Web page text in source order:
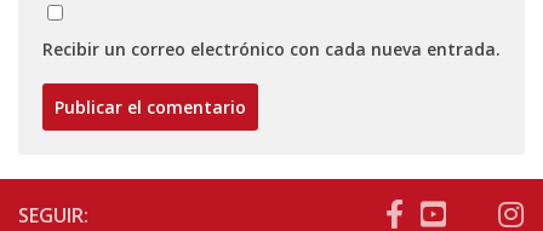
Recibir un correo electrónico con cada nueva entrada.
SEGUIR: